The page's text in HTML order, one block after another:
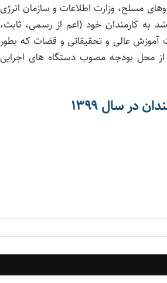
مسلح، وزارت اطلاعات و سازمان انرژی
به کارمندان خود (اعم از رسمی، ثابت،
عالی و تحقیقاتی و قضات که بطور
محل بودجه مصوب دستگاه های اجرایی
در سال ۱۳۹۹